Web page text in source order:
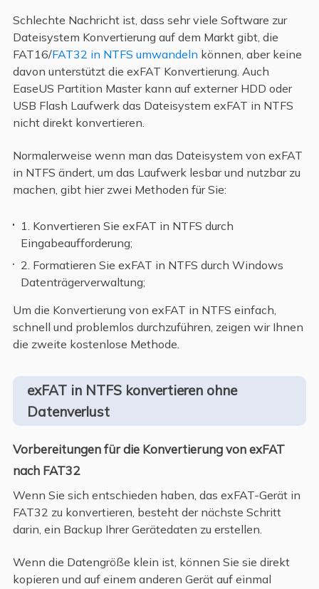
Schlechte Nachricht ist, dass sehr viele Software zur
Dateisystem Konvertierung auf dem Markt gibt, die
FAT16/FAT32 in NTFS umwandeln können, aber keine
davon unterstützt die exFAT Konvertierung. Auch
EaseUS Partition Master kann auf externer HDD oder
USB Flash Laufwerk das Dateisystem exFAT in NTFS
nicht direkt konvertieren.
Normalerweise wenn man das Dateisystem von exFAT
in NTFS ändert, um das Laufwerk lesbar und nutzbar zu
machen, gibt hier zwei Methoden für Sie:
1. Konvertieren Sie exFAT in NTFS durch
Eingabeaufforderung;
2. Formatieren Sie exFAT in NTFS durch Windows
Datenträgerverwaltung;
Um die Konvertierung von exFAT in NTFS einfach,
schnell und problemlos durchzuführen, zeigen wir Ihnen
die zweite kostenlose Methode.
exFAT in NTFS konvertieren ohne
Datenverlust
Vorbereitungen für die Konvertierung von exFAT
nach FAT32
Wenn Sie sich entschieden haben, das exFAT-Gerät in
FAT32 zu konvertieren, besteht der nächste Schritt
darin, ein Backup Ihrer Gerätedaten zu erstellen.
Wenn die Datengröße klein ist, können Sie sie direkt
kopieren und auf einem anderen Gerät auf einmal